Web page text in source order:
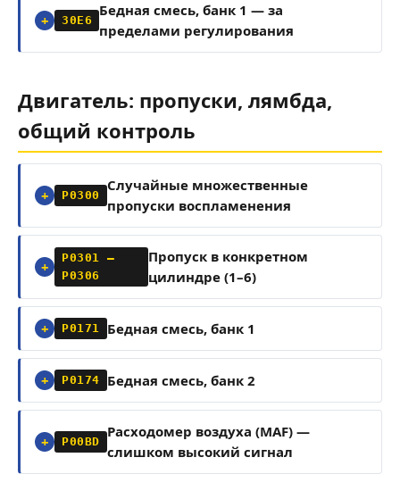
30E6
Бедная смесь, банк 1 — за
пределами регулирования
Двигатель: пропуски, лямбда,
общий контроль
P0300
Случайные множественные
пропуски воспламенения
P0301 –
P0306
Пропуск в конкретном
цилиндре (1–6)
P0171 Бедная смесь, банк 1
P0174 Бедная смесь, банк 2
P00BD
Расходомер воздуха (MAF) —
слишком высокий сигнал